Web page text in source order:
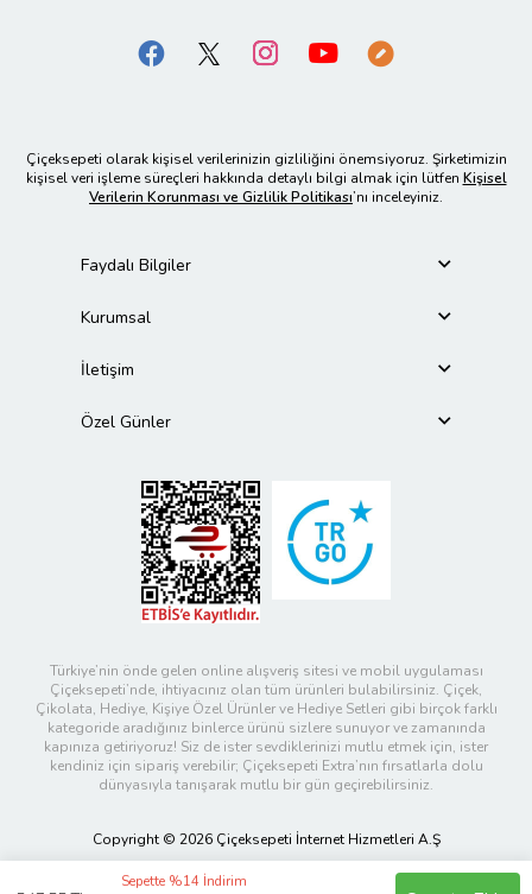
Sepette %14 İndirim
Çiçeksepeti olarak kişisel verilerinizin gizliliğini önemsiyoruz. Şirketimizin
kişisel veri işleme süreçleri hakkında detaylı bilgi almak için lütfen Kişisel
Verilerin Korunması ve Gizlilik Politikası’nı inceleyiniz.
Faydalı Bilgiler
Kurumsal
İletişim
Özel Günler
Türkiye’nin önde gelen online alışveriş sitesi ve mobil uygulaması
Çiçeksepeti’nde, ihtiyacınız olan tüm ürünleri bulabilirsiniz. Çiçek,
Çikolata, Hediye, Kişiye Özel Ürünler ve Hediye Setleri gibi birçok farklı
kategoride aradığınız binlerce ürünü sizlere sunuyor ve zamanında
kapınıza getiriyoruz! Siz de ister sevdiklerinizi mutlu etmek için, ister
kendiniz için sipariş verebilir; Çiçeksepeti Extra’nın fırsatlarla dolu
dünyasıyla tanışarak mutlu bir gün geçirebilirsiniz.
Copyright © 2026 Çiçeksepeti İnternet Hizmetleri A.Ş